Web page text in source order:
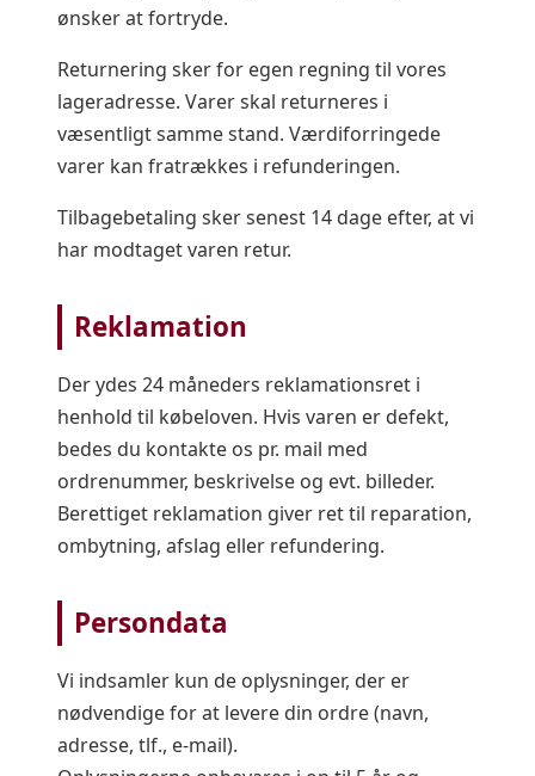
ønsker at fortryde.
Returnering sker for egen regning til vores
lageradresse. Varer skal returneres i
væsentligt samme stand. Værdiforringede
varer kan fratrækkes i refunderingen.
Tilbagebetaling sker senest 14 dage efter, at vi
har modtaget varen retur.
Reklamation
Der ydes 24 måneders reklamationsret i
henhold til købeloven. Hvis varen er defekt,
bedes du kontakte os pr. mail med
ordrenummer, beskrivelse og evt. billeder.
Berettiget reklamation giver ret til reparation,
ombytning, afslag eller refundering.
Persondata
Vi indsamler kun de oplysninger, der er
nødvendige for at levere din ordre (navn,
adresse, tlf., e-mail).